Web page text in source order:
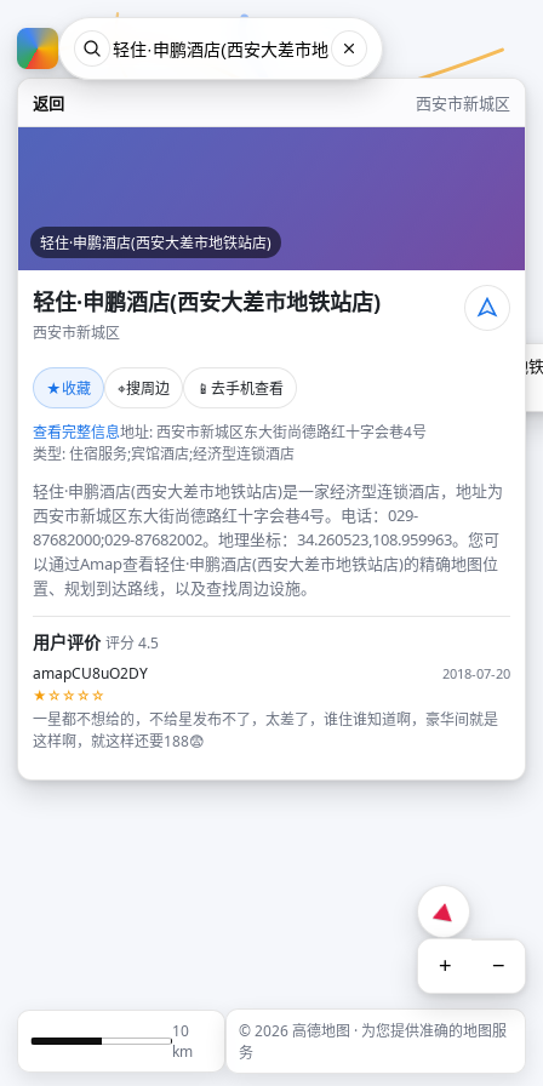
返回 西安市新城区
轻住·申鹏酒店(西安大差市地铁站店)
轻住·申鹏酒店(西安大差市地铁站店)
西安市新城区
★收藏 ⌖搜周边 📱 去手机查看
查看完整信息地址: 西安市新城区东大街尚德路红十字会巷4号
类型: 住宿服务;宾馆酒店;经济型连锁酒店
轻住·申鹏酒店(西安大差市地铁站店)是一家经济型连锁酒店，地址为
西安市新城区东大街尚德路红十字会巷4号。电话：029-
87682000;029-87682002。地理坐标：34.260523,108.959963。您可
以通过Amap查看轻住·申鹏酒店(西安大差市地铁站店)的精确地图位
置、规划到达路线，以及查找周边设施。
用户评价评分 4.5
amapCU8uO2DY
2018-07-20
★☆☆☆☆
一星都不想给的，不给星发布不了，太差了，谁住谁知道啊，豪华间就是
这样啊，就这样还要188😨
轻住·申鹏酒店(西安大差市地
+ −
10
km
© 2026 高德地图 · 为您提供准确的地图服
务